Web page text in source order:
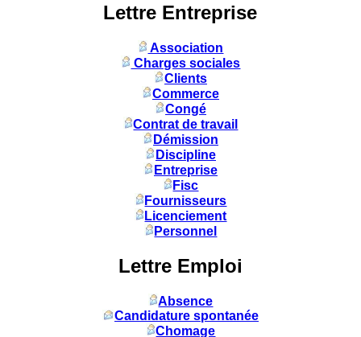
Lettre Entreprise
Association
Charges sociales
Clients
Commerce
Congé
Contrat de travail
Démission
Discipline
Entreprise
Fisc
Fournisseurs
Licenciement
Personnel
Lettre Emploi
Absence
Candidature spontanée
Chomage